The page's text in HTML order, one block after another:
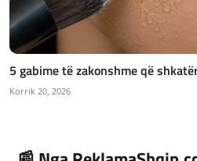
5 gabime të zakonshme që
Korrik 20, 2026